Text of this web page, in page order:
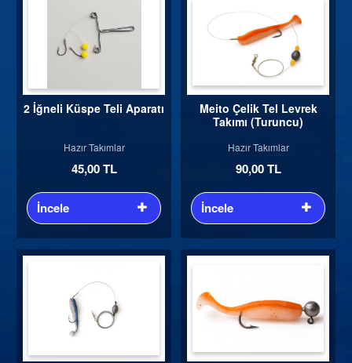
2 İğneli Küspe Teli Aparatı
Hazır Takımlar
45,00 TL
İncele
Meito Çelik Tel Levrek
Takımı (Turuncu)
Hazır Takımlar
90,00 TL
İncele